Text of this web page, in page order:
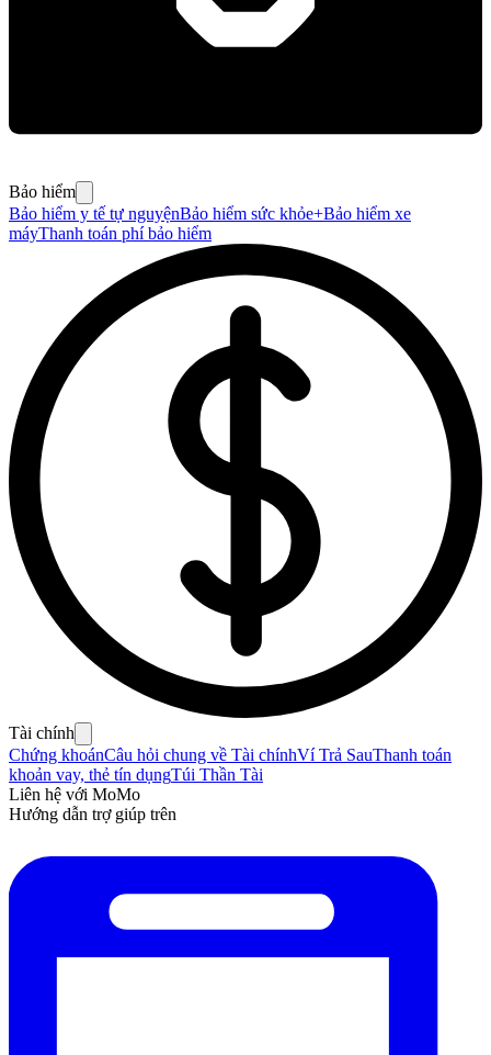
Bảo hiểm
Bảo hiểm y tế tự nguyệnBảo hiểm sức khỏe+Bảo hiểm xe
máyThanh toán phí bảo hiểm
Tài chính
Chứng khoánCâu hỏi chung về Tài chínhVí Trả SauThanh toán
khoản vay, thẻ tín dụngTúi Thần Tài
Liên hệ với MoMo
Hướng dẫn trợ giúp trên